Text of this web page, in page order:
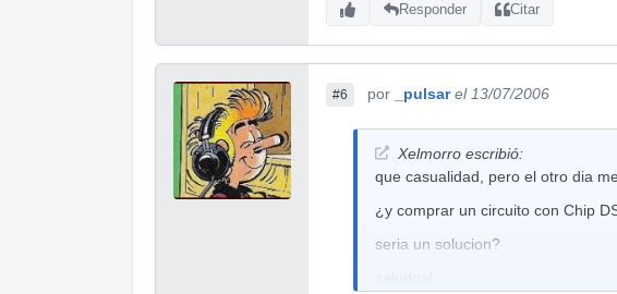
Responder Citar
#6 por _pulsar el 13/07/2006
Xelmorro escribió:
que casualidad, pero el otro dia
¿y comprar un circuito con Chip
seria un solucion?